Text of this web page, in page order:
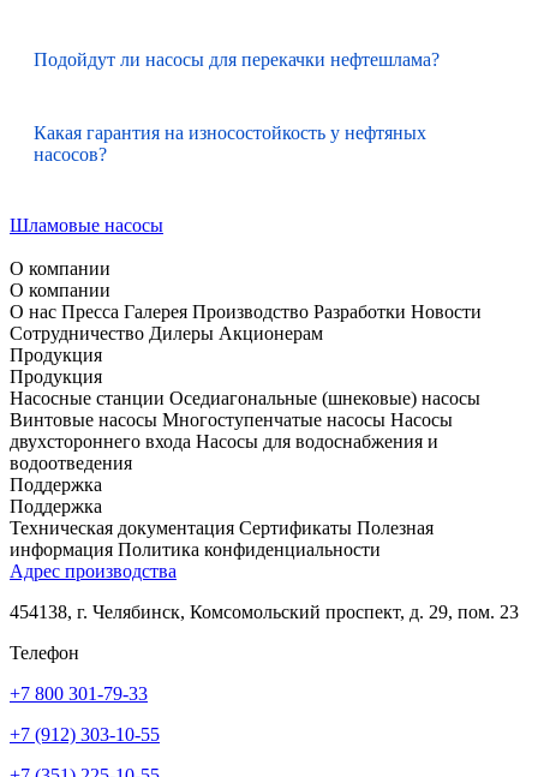
Подойдут ли насосы для перекачки нефтешлама?
Какая гарантия на износостойкость у нефтяных
насосов?
Шламовые насосы
О компании
О компании
О нас Пресса Галерея Производство Разработки Новости
Сотрудничество Дилеры Акционерам
Продукция
Продукция
Насосные станции Оседиагональные (шнековые) насосы
Винтовые насосы Многоступенчатые насосы Насосы
двухстороннего входа Насосы для водоснабжения и
водоотведения
Поддержка
Поддержка
Техническая документация Сертификаты Полезная
информация Политика конфиденциальности
Адрес производства
454138, г. Челябинск, Комсомольский проспект, д. 29, пом. 23
Телефон
+7 800 301-79-33
+7 (912) 303-10-55